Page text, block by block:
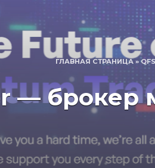
ГЛАВНАЯ СТРАНИЦА»
—